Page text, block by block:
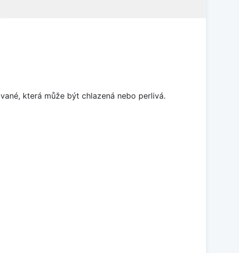
která může být chlazená nebo perlivá.